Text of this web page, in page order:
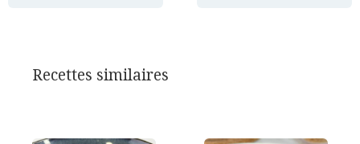
Recettes similaires